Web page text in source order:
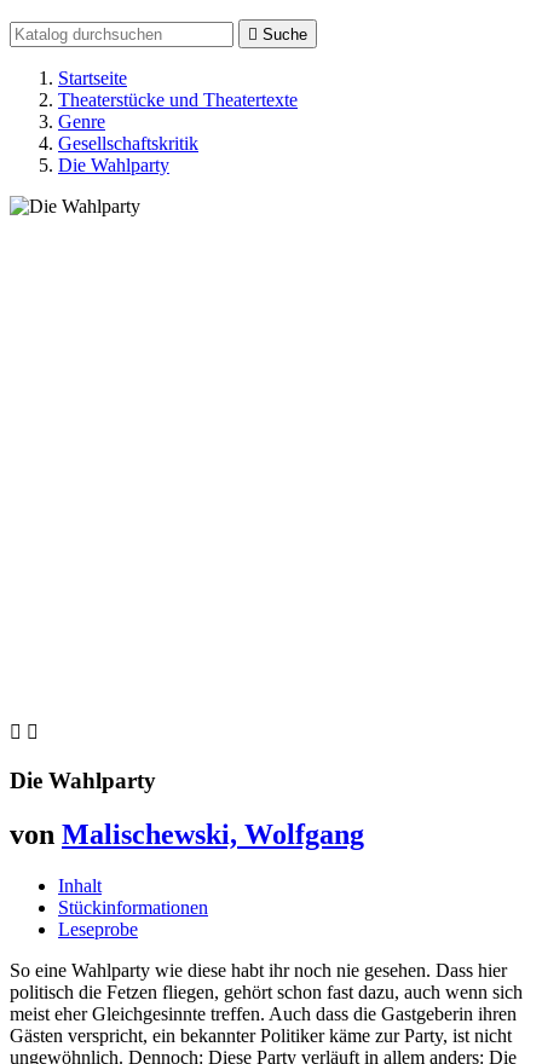
 Suche
Startseite
Theaterstücke und Theatertexte
Genre
Gesellschaftskritik
Die Wahlparty
 
Die Wahlparty
von Malischewski, Wolfgang
Inhalt
Stückinformationen
Leseprobe
So eine Wahlparty wie diese habt ihr noch nie gesehen. Dass hier
politisch die Fetzen fliegen, gehört schon fast dazu, auch wenn sich
meist eher Gleichgesinnte treffen. Auch dass die Gastgeberin ihren
Gästen verspricht, ein bekannter Politiker käme zur Party, ist nicht
ungewöhnlich. Dennoch: Diese Party verläuft in allem anders: Die